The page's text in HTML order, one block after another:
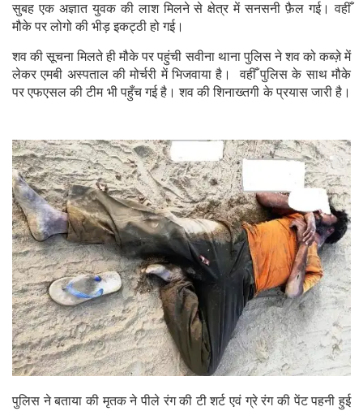
सुबह एक अज्ञात युवक की लाश मिलने से क्षेत्र में सनसनी फ़ैल गई। वहीँ
मौके पर लोगो की भीड़ इकट्ठी हो गई।
शव की सूचना मिलते ही मौके पर पहुंची सवीना थाना पुलिस ने शव को कब्ज़े में
लेकर एमबी अस्पताल की मोर्चरी में भिजवाया है। वहीँ पुलिस के साथ मौके
पर एफएसल की टीम भी पहुँच गई है। शव की शिनाख्तगी के प्रयास जारी है।
पुलिस ने बताया की मृतक ने पीले रंग की टी शर्ट एवं ग्रे रंग की पेंट पहनी हुई